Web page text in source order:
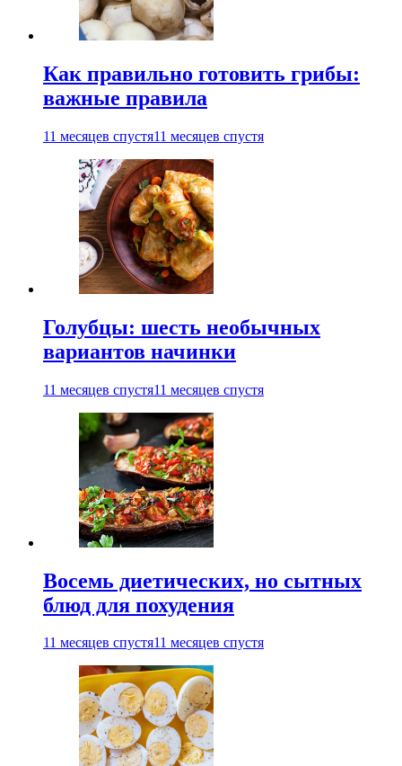
Как правильно готовить грибы:
важные правила
11 месяцев спустя11 месяцев спустя
Голубцы: шесть необычных
вариантов начинки
11 месяцев спустя11 месяцев спустя
Восемь диетических, но сытных
блюд для похудения
11 месяцев спустя11 месяцев спустя